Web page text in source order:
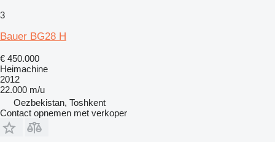
3
Bauer BG28 H
€ 450.000
Heimachine
2012
22.000 m/u
Oezbekistan, Toshkent
Contact opnemen met verkoper